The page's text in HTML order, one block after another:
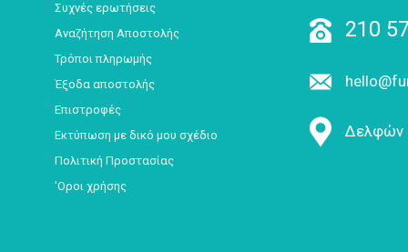
Συχνές ερωτήσεις
Αναζήτηση Αποστολής
Τρόποι πληρωμής
Έξοδα αποστολής
Επιστροφές
Εκτύπωση με δικό μου σχέδιο
Πολιτική Προστασίας
'Οροι χρήσης
210
Δελφών